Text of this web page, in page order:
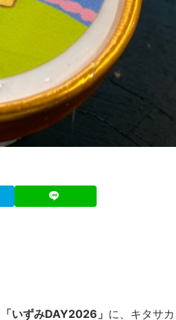
「いずみDAY2026」 に、キタサカ